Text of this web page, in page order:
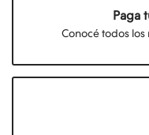
Paga
Conocé todos